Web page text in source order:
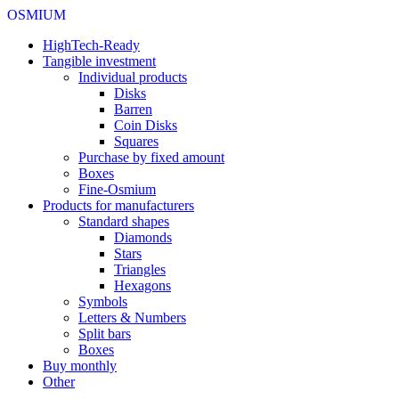
OSMIUM
HighTech-Ready
Tangible investment
Individual products
Disks
Barren
Coin Disks
Squares
Purchase by fixed amount
Boxes
Fine-Osmium
Products for manufacturers
Standard shapes
Diamonds
Stars
Triangles
Hexagons
Symbols
Letters & Numbers
Split bars
Boxes
Buy monthly
Other